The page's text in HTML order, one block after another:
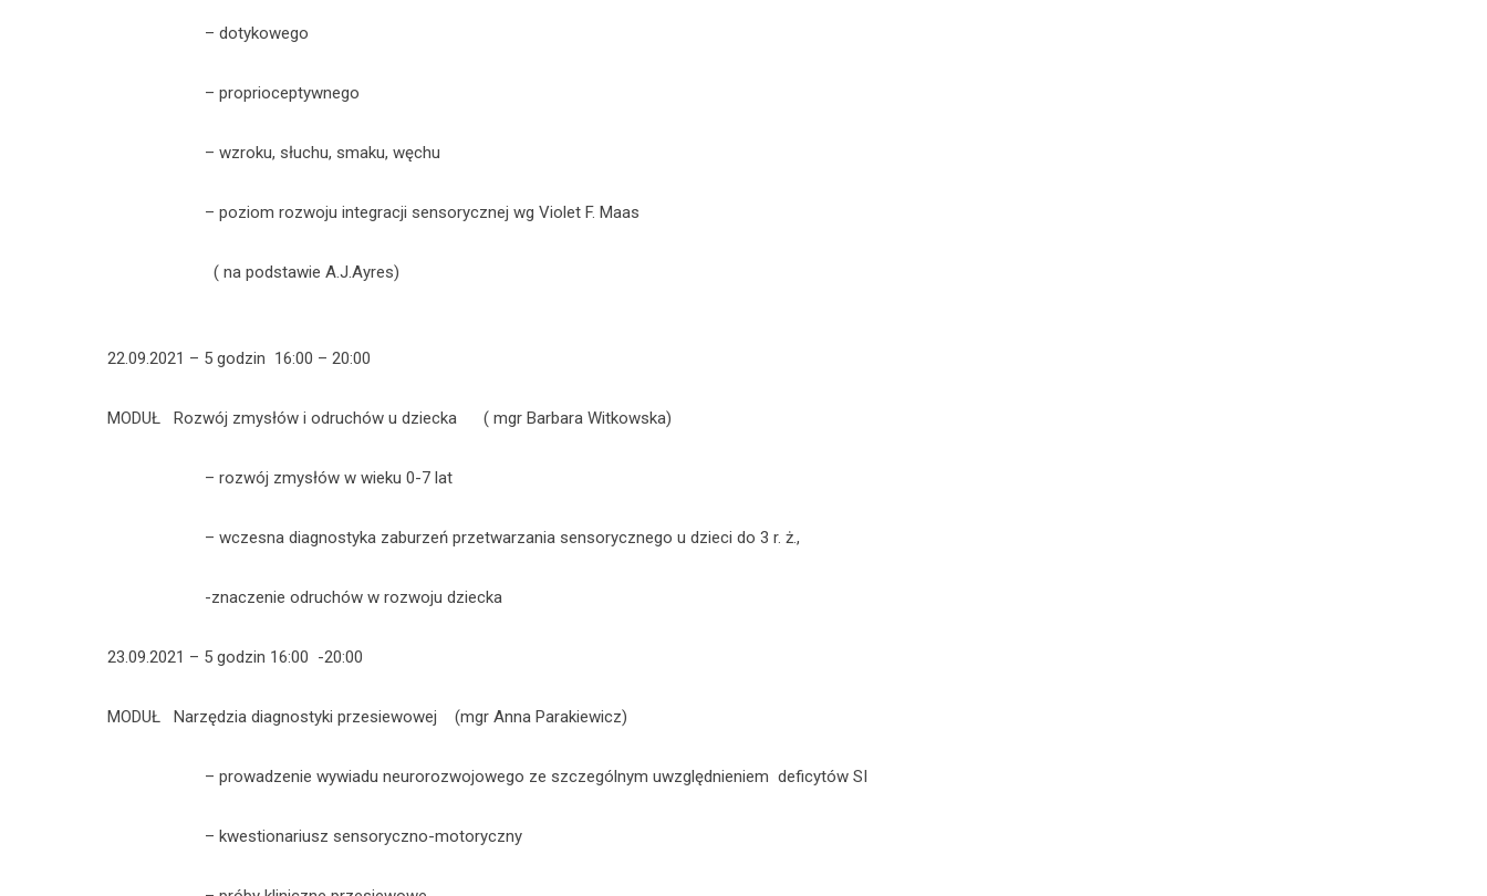
– dotykowego
– proprioceptywnego
– wzroku, słuchu, smaku, węchu
– poziom rozwoju integracji sensorycznej wg Violet F. Maas
( na podstawie A.J.Ayres)
22.09.2021 – 5 godzin 16:00 – 20:00
MODUŁ Rozwój zmysłów i odruchów u dziecka ( mgr Barbara Witkowska)
– rozwój zmysłów w wieku 0-7 lat
– wczesna diagnostyka zaburzeń przetwarzania sensorycznego u dzieci do 3 r. ż.,
-znaczenie odruchów w rozwoju dziecka
23.09.2021 – 5 godzin 16:00 -20:00
MODUŁ Narzędzia diagnostyki przesiewowej (mgr Anna Parakiewicz)
– prowadzenie wywiadu neurorozwojowego ze szczególnym uwzględnieniem deficytów SI
– kwestionariusz sensoryczno-motoryczny